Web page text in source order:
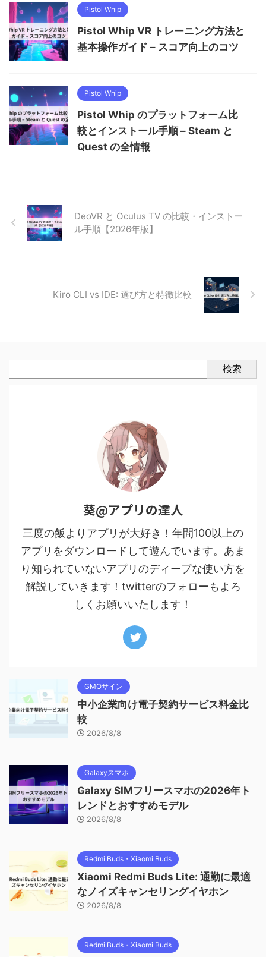
Pistol Whip
Pistol Whip VR トレーニング方法と
基本操作ガイド – スコア向上のコツ
Pistol Whip
Pistol Whip のプラットフォーム比
較とインストール手順 – Steam と
Quest の全情報
DeoVR と Oculus TV の比較・インストー
ル手順【2026年版】
Kiro CLI vs IDE: 選び方と特徴比較
検索
葵@アプリの達人
三度の飯よりアプリが大好き！年間100以上の
アプリをダウンロードして遊んでいます。あま
り知られていないアプリのディープな使い方を
解説していきます！twitterのフォローもよろ
しくお願いいたします！
GMOサイン
中小企業向け電子契約サービス料金比
較
2026/8/8
Galaxyスマホ
Galaxy SIMフリースマホの2026年ト
レンドとおすすめモデル
2026/8/8
Redmi Buds・Xiaomi Buds
Xiaomi Redmi Buds Lite: 通勤に最適
なノイズキャンセリングイヤホン
2026/8/8
Redmi Buds・Xiaomi Buds